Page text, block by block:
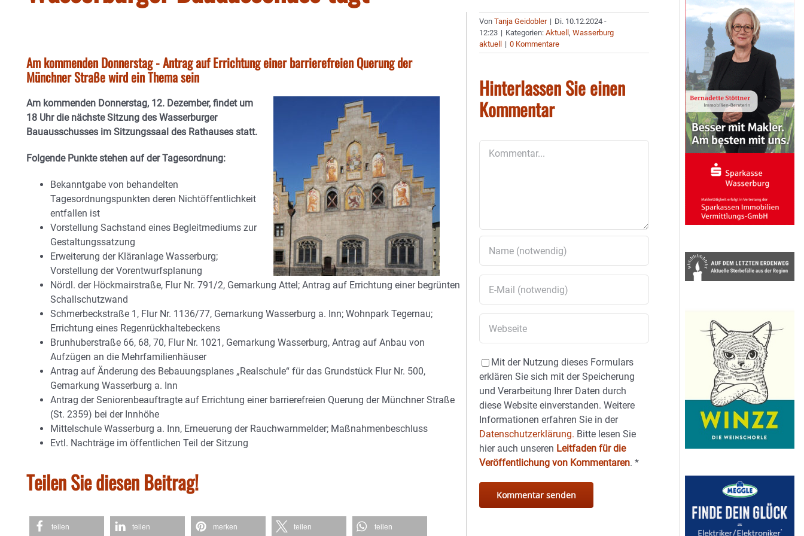
Am kommenden Donnerstag - Antrag auf Errichtung einer barrierefreien Querung der
Münchner Straße wird ein Thema sein
Am kommenden Donnerstag, 12. Dezember, findet um
18 Uhr die nächste Sitzung des Wasserburger
Bauausschusses im Sitzungssaal des Rathauses statt.
Folgende Punkte stehen auf der Tagesordnung:
Bekanntgabe von behandelten
Tagesordnungspunkten deren Nichtöffentlichkeit
entfallen ist
Vorstellung Sachstand eines Begleitmediums zur
Gestaltungssatzung
Erweiterung der Kläranlage Wasserburg;
Vorstellung der Vorentwurfsplanung
Nördl. der Höckmairstraße, Flur Nr. 791/2, Gemarkung Attel; Antrag auf Errichtung einer begrünten
Schallschutzwand
Schmerbeckstraße 1, Flur Nr. 1136/77, Gemarkung Wasserburg a. Inn; Wohnpark Tegernau;
Errichtung eines Regenrückhaltebeckens
Brunhuberstraße 66, 68, 70, Flur Nr. 1021, Gemarkung Wasserburg, Antrag auf Anbau von
Aufzügen an die Mehrfamilienhäuser
Antrag auf Änderung des Bebauungsplanes „Realschule“ für das Grundstück Flur Nr. 500,
Gemarkung Wasserburg a. Inn
Antrag der Seniorenbeauftragte auf Errichtung einer barrierefreien Querung der Münchner Straße
(St. 2359) bei der Innhöhe
Mittelschule Wasserburg a. Inn, Erneuerung der Rauchwarnmelder; Maßnahmenbeschluss
Evtl. Nachträge im öffentlichen Teil der Sitzung
Teilen Sie diesen Beitrag!
teilen teilen merken teilen teilen
VonTanja Geidobler | Di. 10.12.2024 -
12:23 | Kategorien:Aktuell,Wasserburg
aktuell
| 0 Kommentare
Hinterlassen Sie einen
Kommentar
Mit der Nutzung dieses Formulars
erklären Sie sich mit der Speicherung
und Verarbeitung Ihrer Daten durch
diese Website einverstanden. Weitere
Informationen erfahren Sie in der
Datenschutzerklärung. Bitte lesen Sie
hier auch unseren Leitfaden für die
Veröffentlichung von Kommentaren.*